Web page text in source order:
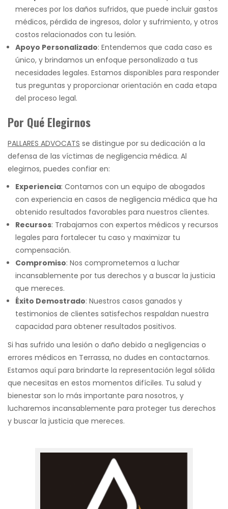
mereces por los daños sufridos, que puede incluir gastos
médicos, pérdida de ingresos, dolor y sufrimiento, y otros
costos relacionados con tu lesión.
Apoyo Personalizado: Entendemos que cada caso es
único, y brindamos un enfoque personalizado a tus
necesidades legales. Estamos disponibles para responder
tus preguntas y proporcionar orientación en cada etapa
del proceso legal.
Por Qué Elegirnos
PALLARES ADVOCATS se distingue por su dedicación a la
defensa de las víctimas de negligencia médica. Al
elegirnos, puedes confiar en:
Experiencia: Contamos con un equipo de abogados
con experiencia en casos de negligencia médica que ha
obtenido resultados favorables para nuestros clientes.
Recursos: Trabajamos con expertos médicos y recursos
legales para fortalecer tu caso y maximizar tu
compensación.
Compromiso: Nos comprometemos a luchar
incansablemente por tus derechos y a buscar la justicia
que mereces.
Éxito Demostrado: Nuestros casos ganados y
testimonios de clientes satisfechos respaldan nuestra
capacidad para obtener resultados positivos.
Si has sufrido una lesión o daño debido a negligencias o
errores médicos en Terrassa, no dudes en contactarnos.
Estamos aquí para brindarte la representación legal sólida
que necesitas en estos momentos difíciles. Tu salud y
bienestar son lo más importante para nosotros, y
lucharemos incansablemente para proteger tus derechos
y buscar la justicia que mereces.